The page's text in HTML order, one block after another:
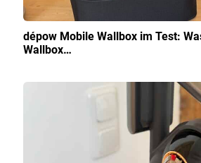
dépow Mobile Wallbox im Test:
Wallbox…